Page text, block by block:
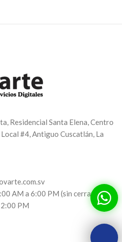
Residencial Santa Elena, Centro
#4, Antiguo Cuscatlán, La
AM a 6:00 PM (sin cerrar al
PM